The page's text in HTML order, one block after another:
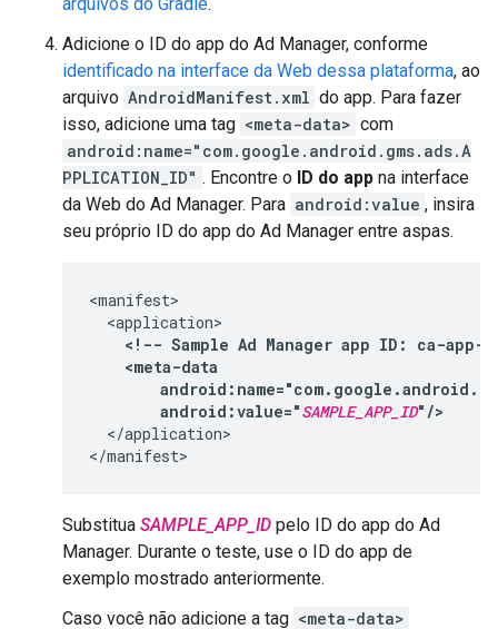
Adicione o ID do app do Ad Manager, conforme
identificado na interface da Web dessa plataforma, ao
arquivo AndroidManifest.xml do app. Para fazer
isso, adicione uma tag <meta-data> com
android:name="com.google.android.gms.ads.A
PPLICATION_ID" . Encontre o ID do app na interface
da Web do Ad Manager. Para android:value , insira
seu próprio ID do app do Ad Manager entre aspas.
<!-- Sample Ad Manager app ID:
ca-app-
android:value="SAMPLE_APP_ID"/>
</application>
Substitua SAMPLE_APP_ID pelo ID do app do Ad
Manager. Durante o teste, use o ID do app de
exemplo mostrado anteriormente.
Caso você não adicione a tag <meta-data>